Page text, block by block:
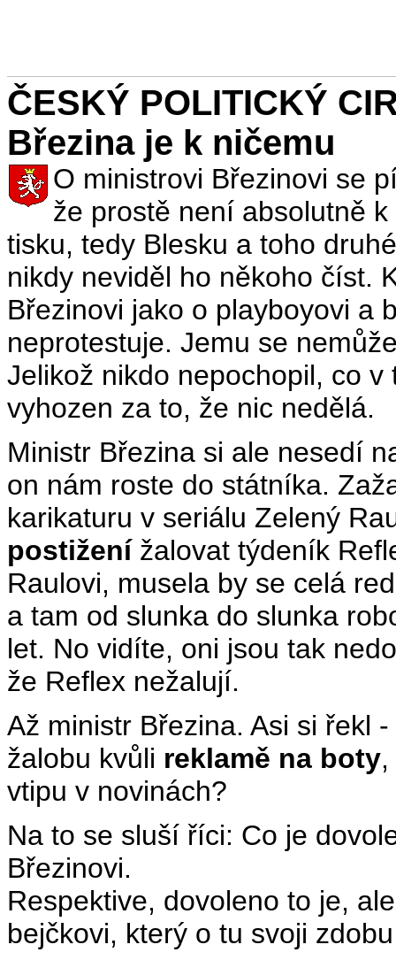
ČESKÝ POLITICKÝ
Březina je k ničemu
O ministrovi Březinovi se
že prostě není absolutně
tisku, tedy Blesku a toho
nikdy neviděl ho někoho číst.
Březinovi jako o playboyovi a
neprotestuje. Jemu se
Jelikož nikdo nepochopil, co
vyhozen za to, že nic nedělá.
Ministr Březina si ale nesedí
on nám roste do státníka.
karikaturu v seriálu Zelený
postiženížalovat týdeník
Raulovi, musela by se celá
a tam od slunka do slunka
let. No vidíte, oni jsou tak
že Reflex nežalují.
Až ministr Březina. Asi si řekl
žalobu kvůli reklamě na boty
vtipu v novinách?
Na to se sluší říci: Co je
Březinovi.
Respektive, dovoleno to je,
bejčkovi, který o tu svoji